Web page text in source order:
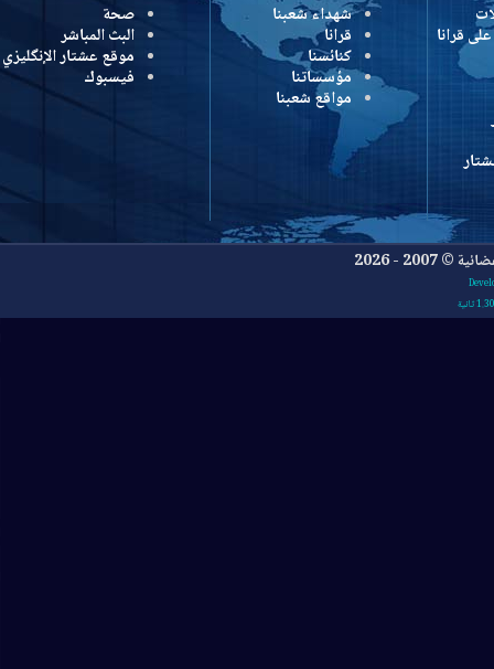
شهداء شعبنا
قرانا
كنائسنا
مؤسساتنا
مواقع شعبنا
صحة
البث المباشر
موقع عشتار الإنگليزي
فيسبوك
2026